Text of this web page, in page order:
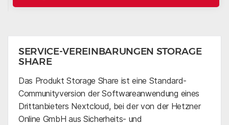
SERVICE-VEREINBARUNGEN STORAGE
SHARE
Das Produkt Storage Share ist eine Standard-
Communityversion der Softwareanwendung eines
Drittanbieters Nextcloud, bei der von der Hetzner
Online GmbH aus Sicherheits- und